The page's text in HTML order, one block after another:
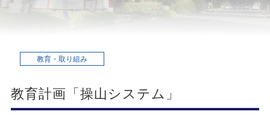
教育・取り組み
教育計画「操山システム」